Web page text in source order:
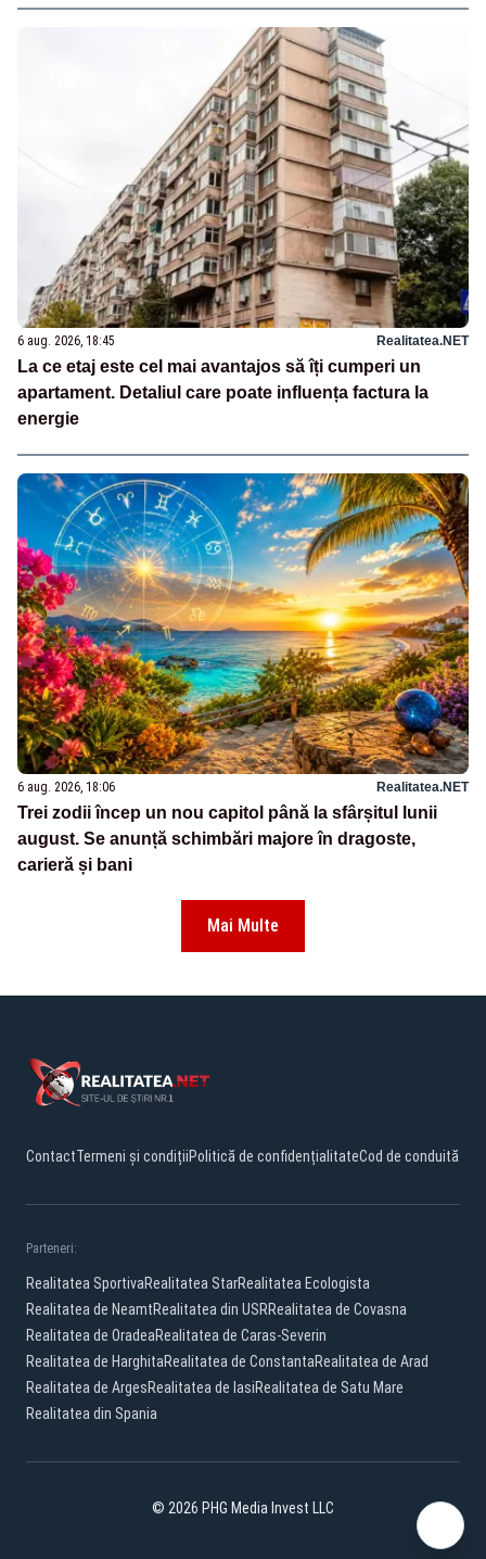
6 aug. 2026, 18:45 Realitatea.NET
La ce etaj este cel mai avantajos să îți cumperi un
apartament. Detaliul care poate influența factura la
energie
6 aug. 2026, 18:06 Realitatea.NET
Trei zodii încep un nou capitol până la sfârșitul lunii
august. Se anunță schimbări majore în dragoste,
carieră și bani
Mai Multe
ContactTermeni și condițiiPolitică de confidențialitateCod de conduită
Parteneri:
Realitatea SportivaRealitatea StarRealitatea Ecologista
Realitatea de NeamtRealitatea din USRRealitatea de Covasna
Realitatea de OradeaRealitatea de Caras-Severin
Realitatea de HarghitaRealitatea de ConstantaRealitatea de Arad
Realitatea de ArgesRealitatea de IasiRealitatea de Satu Mare
Realitatea din Spania
© 2026 PHG Media Invest LLC